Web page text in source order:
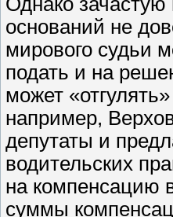
оснований не
мирового судьи
подать и на
может
например,
депутаты и
водительских
на компенсацию
суммы